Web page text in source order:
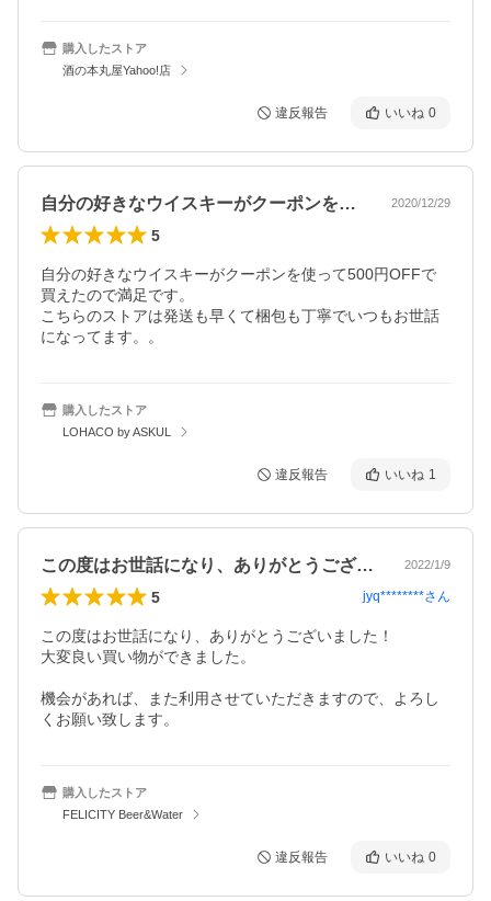
購入したストア
酒の本丸屋Yahoo!店
違反報告 いいね 0
自分の好きなウイスキーがクーポンを使っ… 2020/12/29
5
自分の好きなウイスキーがクーポンを使って500円OFFで
買えたので満足です。
こちらのストアは発送も早くて梱包も丁寧でいつもお世話
になってます。。
購入したストア
LOHACO by ASKUL
違反報告 いいね 1
この度はお世話になり、ありがとうござい… 2022/1/9
5 jyq********さん
この度はお世話になり、ありがとうございました！
大変良い買い物ができました。
機会があれば、また利用させていただきますので、よろし
くお願い致します。
購入したストア
FELICITY Beer&Water
違反報告 いいね 0